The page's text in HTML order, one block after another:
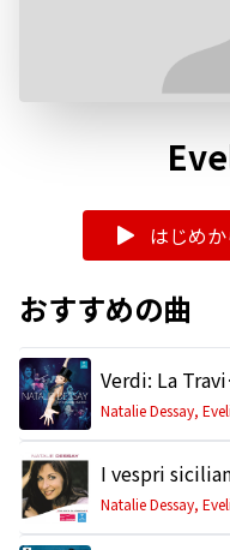
はじめ
おすすめの曲
Verdi: